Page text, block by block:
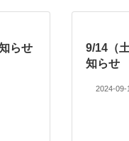
らせ
9/14（
知らせ
2024-09-